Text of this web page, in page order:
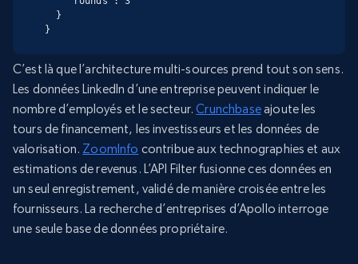
}
C’est là que l’architecture multi-sources prend tout son sens.
Les données LinkedIn d’une entreprise peuvent indiquer le
nombre d’employés et le secteur.Crunchbaseajoute les
tours de financement, les investisseurs et les données de
valorisation. ZoomInfo contribue aux technographies et aux
estimations de revenus. L’API Filter fusionne ces données en
un seul enregistrement, validé de manière croisée entre les
fournisseurs. La recherche d’entreprises d’Apollo interroge
une seule base de données propriétaire.